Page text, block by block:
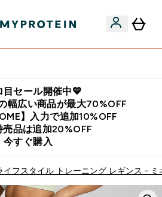
目セール開催中💙
幅広い商品が最大70%OFF
】入力で追加10%OFF
売品は追加20%OFF
今すぐ購入
イフスタイル トレーニング レギンス - ミ